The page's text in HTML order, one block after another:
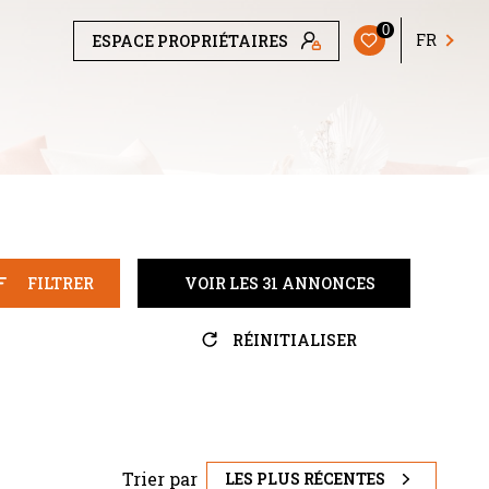
ESPACE PROPRIÉTAIRES 0 FR
FILTRER VOIR LES 31 ANNONCES
RÉINITIALISER
Trier par LES PLUS RÉCENTES